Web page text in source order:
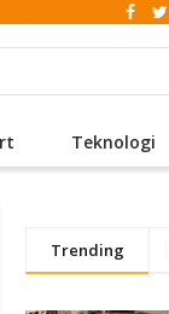
Teknologi
Trending